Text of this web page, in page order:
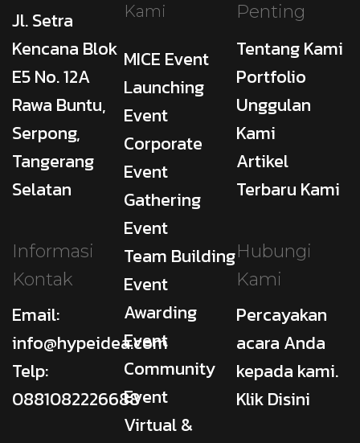
Jl. Setra
Kencana Blok
E5 No. 12A
Rawa Buntu,
Serpong,
Tangerang
Selatan
Informasi
Kontak
Email:
info@hypeidea.com
Telp:
0881082226688
Kami
MICE Event
Launching
Event
Corporate
Event
Gathering
Event
Team Building
Event
Awarding
Event
Community
Event
Virtual &
Penting
Tentang Kami
Portfolio
Unggulan
Kami
Artikel
Terbaru Kami
Hubungi
Kami
Percayakan
acara Anda
kepada kami.
Klik Disini